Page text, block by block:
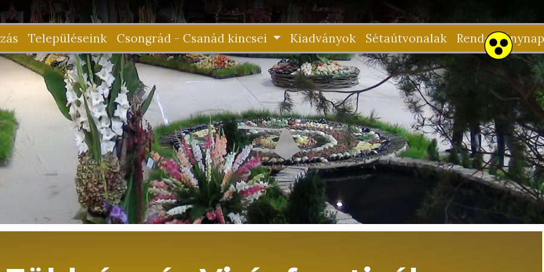
Településeink Csongrád - Csanád kincsei Kiadványok Sétaútvonalak